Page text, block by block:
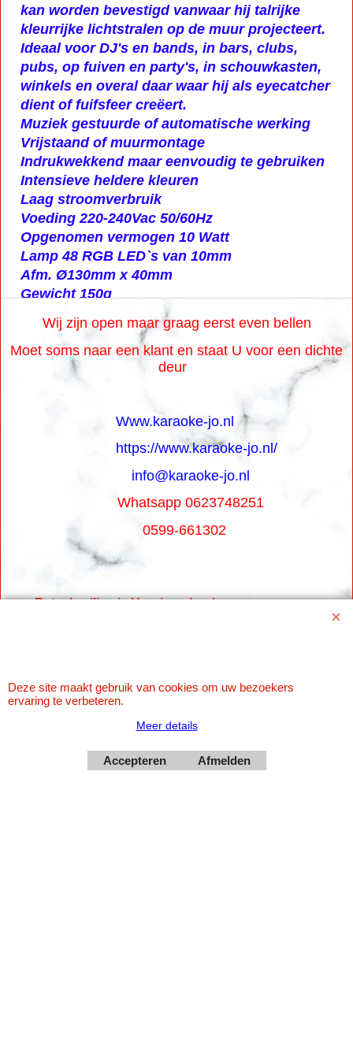
kan worden bevestigd vanwaar hij talrijke
kleurrijke lichtstralen op de muur projecteert.
Ideaal voor DJ's en bands, in bars, clubs,
pubs, op fuiven en party's, in schouwkasten,
winkels en overal daar waar hij als eyecatcher
dient of fuifsfeer creëert.
Muziek gestuurde of automatische werking
Vrijstaand of muurmontage
Indrukwekkend maar eenvoudig te gebruiken
Intensieve heldere kleuren
Laag stroomverbruik
Voeding 220-240Vac 50/60Hz
Opgenomen vermogen 10 Watt
Lamp 48 RGB LED`s van 10mm
Afm. Ø130mm x 40mm
Gewicht 150g
Wij zijn open maar graag eerst even bellen
Moet soms naar een klant en staat U voor een dichte
deur
Www.karaoke-jo.nl
https://www.karaoke-jo.nl/
info@karaoke-jo.nl
Whatsapp 0623748251
0599-661302
Betaal veilig via Uw eigen bank
Deze site maakt gebruik van cookies om uw bezoekers
ervaring te verbeteren.
Meer details
Accepteren Afmelden